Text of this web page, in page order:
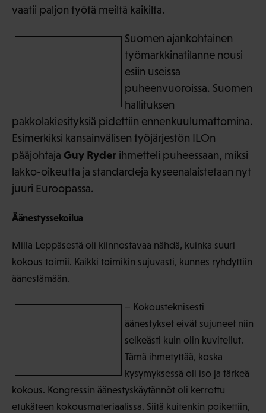
vaatii paljon työtä meiltä kaikilta.
Suomen ajankohtainen
työmarkkinatilanne nousi
esiin useissa
puheenvuoroissa. Suomen
hallituksen
pakkolakiesityksiä pidettiin ennenkuulumattomina.
Esimerkiksi kansainvälisen työjärjestön ILOn
pääjohtaja Guy Ryder ihmetteli puheessaan, miksi
lakko-oikeutta ja standardeja kyseenalaistetaan nyt
juuri Euroopassa.
Äänestyssekoilua
Milla Leppäsestä oli kiinnostavaa nähdä, kuinka suuri
kokous toimii. Kaikki toimikin sujuvasti, kunnes ryhdyttiin
äänestämään.
− Kokousteknisesti
äänestykset eivät sujuneet niin
selkeästi kuin olin kuvitellut.
Tämä ihmetyttää, koska
kysymyksessä oli iso ja tärkeä
kokous. Kongressin äänestyskäytännöt oli kerrottu
etukäteen kokousmateriaalissa. Siitä kuitenkin poikettiin,